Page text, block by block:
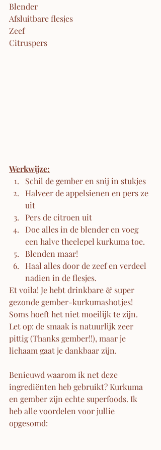
Blender
Afsluitbare flesjes
Zeef
Citruspers
Werkwijze:
Schil de gember en snij in stukjes
Halveer de appelsienen en pers ze
uit
Pers de citroen uit
Doe alles in de blender en voeg
een halve theelepel kurkuma toe.
Blenden maar!
Haal alles door de zeef en verdeel
nadien in de flesjes.
Et voila! Je hebt drinkbare & super
gezonde gember-kurkumashotjes!
Soms hoeft het niet moeilijk te zijn.
Let op: de smaak is natuurlijk zeer
pittig (Thanks gember!!), maar je
lichaam gaat je dankbaar zijn.
Benieuwd waarom ik net deze
ingrediënten heb gebruikt? Kurkuma
en gember zijn echte superfoods. Ik
heb alle voordelen voor jullie
opgesomd: